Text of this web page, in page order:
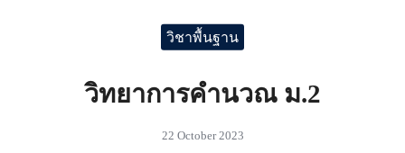
วิชาพื้นฐาน
วิทยาการคำนวณ ม.2
22 October 2023